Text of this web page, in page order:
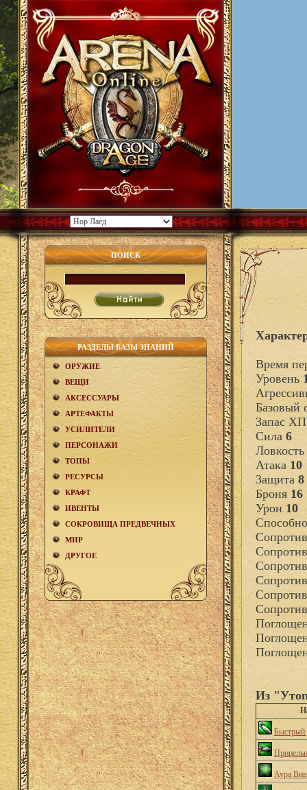
ПОИСК
РАЗДЕЛЫ БАЗЫ ЗНАНИЙ
ОРУЖИЕ
ВЕЩИ
АКCЕСCУАРЫ
АРТЕФАКТЫ
УСИЛИТЕЛИ
ПЕРСОНАЖИ
ТОПЫ
РЕСУРСЫ
КРАФТ
ИВЕНТЫ
СОКРОВИЩА ПРЕДВЕЧНЫХ
МИР
ДРУГОЕ
Время
Уровень
Базовый
Запас
Сила 6
Ловкость
Атака 10
Защита 8
Броня 16
Урон 10
Из
Быстрый
Аура